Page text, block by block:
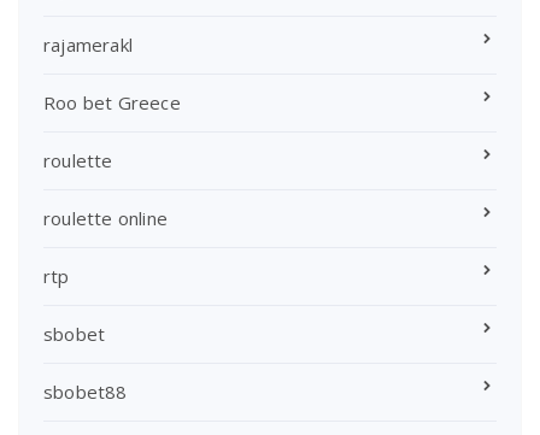
rajamerakl
Roo bet Greece
roulette
roulette online
rtp
sbobet
sbobet88